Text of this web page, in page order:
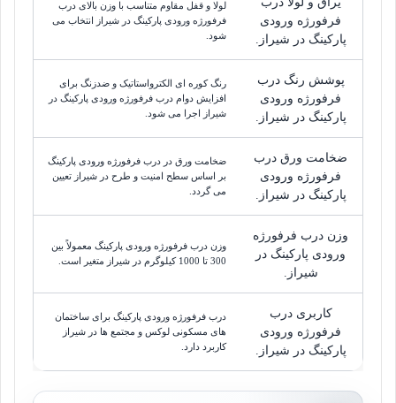
فرفورژه ورودی
پارکینگ در شیراز.
لولا و قفل مقاوم متناسب با وزن بالای درب
فرفورژه ورودی پارکینگ در شیراز انتخاب می
شود.
پوشش رنگ درب
فرفورژه ورودی
پارکینگ در شیراز.
رنگ کوره ای الکترواستاتیک و ضدزنگ برای
افزایش دوام درب فرفورژه ورودی پارکینگ در
شیراز اجرا می شود.
ضخامت ورق درب
فرفورژه ورودی
پارکینگ در شیراز.
ضخامت ورق در درب فرفورژه ورودی پارکینگ
بر اساس سطح امنیت و طرح در شیراز تعیین
می گردد.
وزن درب فرفورژه
ورودی پارکینگ در
شیراز.
وزن درب فرفورژه ورودی پارکینگ معمولاً بین
300 تا 1000 کیلوگرم در شیراز متغیر است.
کاربری درب
فرفورژه ورودی
پارکینگ در شیراز.
درب فرفورژه ورودی پارکینگ برای ساختمان
های مسکونی لوکس و مجتمع ها در شیراز
کاربرد دارد.